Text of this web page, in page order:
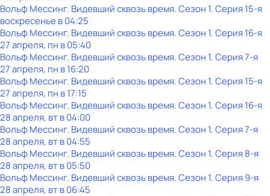
Вольф Мессинг. Видевший сквозь время. Сезон 1. Серия 15-я
воскресенье в04:25
Вольф Мессинг. Видевший сквозь время. Сезон 1. Серия 16-я
27 апреля, пн в 05:40
Вольф Мессинг. Видевший сквозь время. Сезон 1. Серия 7-я
27 апреля, пн в 16:20
Вольф Мессинг. Видевший сквозь время. Сезон 1. Серия 15-я
27 апреля, пн в 17:15
Вольф Мессинг. Видевший сквозь время. Сезон 1. Серия 16-я
28 апреля, вт в 04:00
Вольф Мессинг. Видевший сквозь время. Сезон 1. Серия 7-я
28 апреля, вт в 04:55
Вольф Мессинг. Видевший сквозь время. Сезон 1. Серия 8-я
28 апреля, вт в 05:50
Вольф Мессинг. Видевший сквозь время. Сезон 1. Серия 9-я
28 апреля, вт в 06:45